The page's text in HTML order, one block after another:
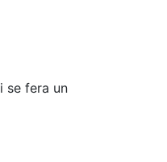
se fera un